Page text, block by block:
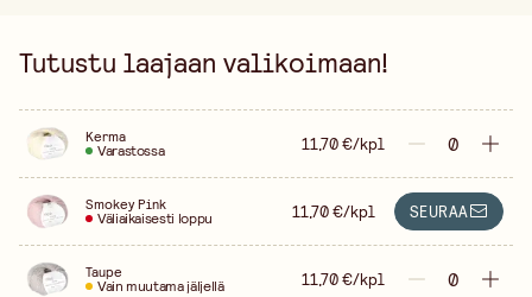
Tutustu laajaan valikoimaan!
Kerma
Varastossa 11,70 €/kpl
Smokey Pink
Väliaikaisesti loppu 11,70 €/kpl SEURAA
Taupe
Vain muutama jäljellä 11,70 €/kpl